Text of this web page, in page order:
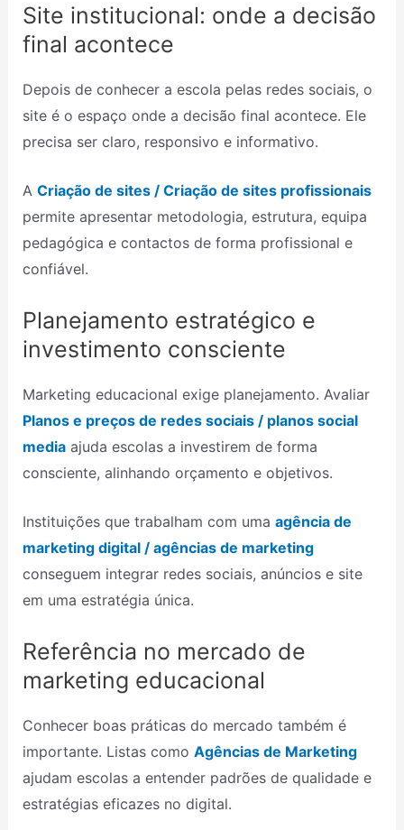
Site institucional: onde a decisão
final acontece
Depois de conhecer a escola pelas redes sociais, o
site é o espaço onde a decisão final acontece. Ele
precisa ser claro, responsivo e informativo.
A Criação de sites / Criação de sites profissionais
permite apresentar metodologia, estrutura, equipa
pedagógica e contactos de forma profissional e
confiável.
Planejamento estratégico e
investimento consciente
Marketing educacional exige planejamento. Avaliar
Planos e preços de redes sociais / planos social
mediaajuda escolas a investirem de forma
consciente, alinhando orçamento e objetivos.
Instituições que trabalham com uma agência de
marketing digital / agências de marketing
conseguem integrar redes sociais, anúncios e site
em uma estratégia única.
Referência no mercado de
marketing educacional
Conhecer boas práticas do mercado também é
importante. Listas como Agências de Marketing
ajudam escolas a entender padrões de qualidade e
estratégias eficazes no digital.